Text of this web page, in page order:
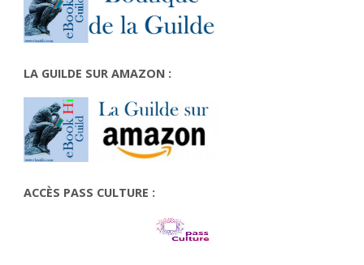
LA GUILDE SUR AMAZON :
ACCÈS PASS CULTURE :